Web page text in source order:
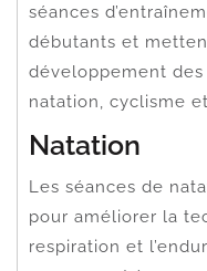
séances
débutants et
développement
natation, cyclisme
Natation
Les séances de
pour améliorer la
respiration et